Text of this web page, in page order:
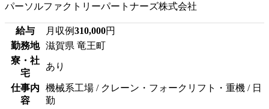
パーソルファクトリーパートナーズ株式会社
給与 月収例310,000円
勤務地
滋賀県 竜王町
寮・社
宅
あり
仕事内
容
機械系工場 / クレーン・フォークリフト・重機 / 日
勤